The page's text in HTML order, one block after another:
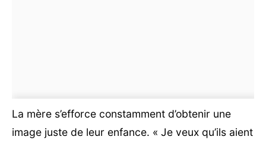
La mère s’efforce constamment d’obtenir une
image juste de leur enfance. « Je veux qu’ils aient